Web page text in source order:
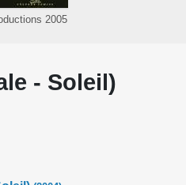
2005
- Soleil)